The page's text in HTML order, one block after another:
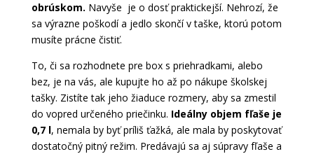
obrúskom. Navyše je o dosť praktickejší. Nehrozí, že
sa výrazne poškodí a jedlo skončí v taške, ktorú potom
musíte prácne čistiť.
To, či sa rozhodnete pre box s priehradkami, alebo
bez, je na vás, ale kupujte ho až po nákupe školskej
tašky. Zistíte tak jeho žiaduce rozmery, aby sa zmestil
do vopred určeného priečinku. Ideálny objem fľaše je
0,7 l, nemala by byť príliš ťažká, ale mala by poskytovať
dostatočný pitný režim. Predávajú sa aj súpravy fľaše a